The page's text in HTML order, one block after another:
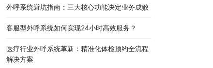
外呼系统避坑指南：三大核心功能决定业务成败​
客服型外呼系统如何实现24小时高效服务？
医疗行业外呼系统革新：精准化体检预约全流程
解决方案​